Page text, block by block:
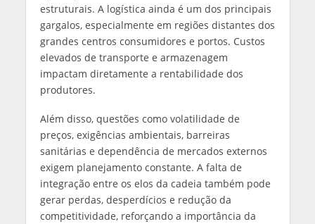
estruturais. A logística ainda é um dos principais
gargalos, especialmente em regiões distantes dos
grandes centros consumidores e portos. Custos
elevados de transporte e armazenagem
impactam diretamente a rentabilidade dos
produtores.
Além disso, questões como volatilidade de
preços, exigências ambientais, barreiras
sanitárias e dependência de mercados externos
exigem planejamento constante. A falta de
integração entre os elos da cadeia também pode
gerar perdas, desperdícios e redução da
competitividade, reforçando a importância da